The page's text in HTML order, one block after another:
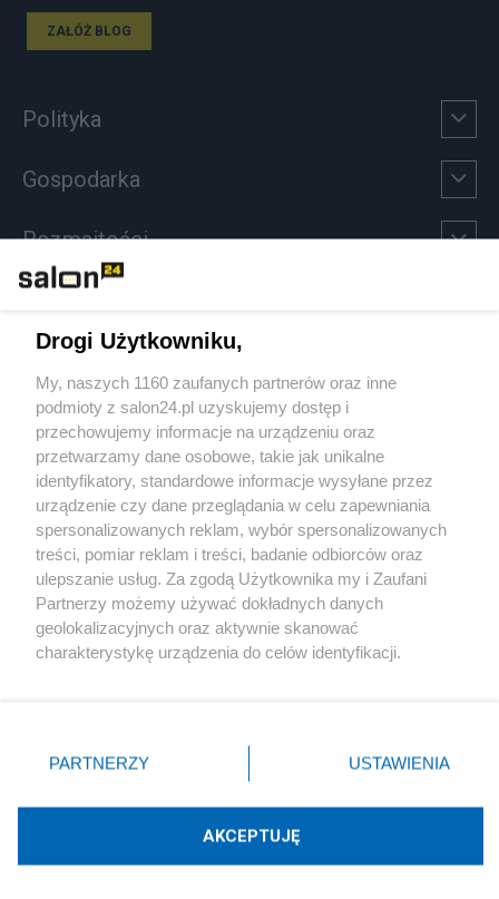
ZAŁÓŻ BLOG
Polityka
Gospodarka
Rozmaitości
Sport
Społeczeństwo
Kultura
X Facebook Instagram Youtube
Technologię dostarcza:W3media.pl
Drogi Użytkowniku,
My, naszych 1160 zaufanych partnerów oraz inne
podmioty z salon24.pl uzyskujemy dostęp i
przechowujemy informacje na urządzeniu oraz
przetwarzamy dane osobowe, takie jak unikalne
identyfikatory, standardowe informacje wysyłane przez
urządzenie czy dane przeglądania w celu zapewniania
spersonalizowanych reklam, wybór spersonalizowanych
treści, pomiar reklam i treści, badanie odbiorców oraz
ulepszanie usług. Za zgodą Użytkownika my i Zaufani
Partnerzy możemy używać dokładnych danych
geolokalizacyjnych oraz aktywnie skanować
charakterystykę urządzenia do celów identyfikacji.
zmienić/wycofać klikając przycisk ustawień prywatności
znajdujący się w lewym dolnym rogu strony
rodzaje przetwarzania danych nie wymagają zgody
użytkownika, ale masz prawo sprzeciwić się takiemu
przetwarzaniu. Preferencje będą miały zastosowania tylko
PARTNERZY USTAWIENIA
AKCEPTUJĘ